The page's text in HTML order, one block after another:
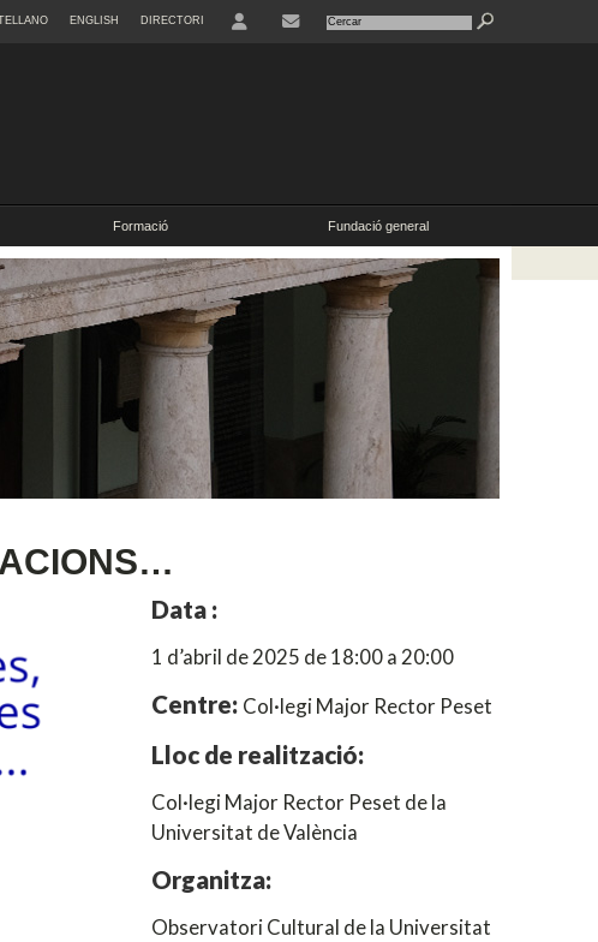
ENGLISH DIRECTORI
Formació Fundació general
Data :
1 d’abril de 2025 de 18:00 a 20:00
Centre: Col·legi Major Rector Peset
Lloc de realització:
Col·legi Major Rector Peset de la
Universitat de València
Organitza:
Observatori Cultural de la Universitat